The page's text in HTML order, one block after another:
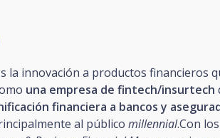
la innovación a productos financieros
una empresa de fintech/insurtech
financiera a bancos y
al público millennial.Con